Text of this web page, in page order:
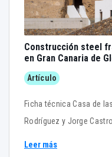
Construcción steel
en Gran Canaria de
Artículo
Ficha técnica Casa de las
Rodríguez y Jorge Castro Marrero / Gloci Arquitectura
Leer más